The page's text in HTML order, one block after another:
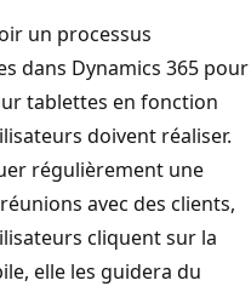
un processus
dans Dynamics 365 pour
tablettes en fonction
doivent réaliser.
régulièrement une
avec des clients,
cliquent sur la
elle les guidera du